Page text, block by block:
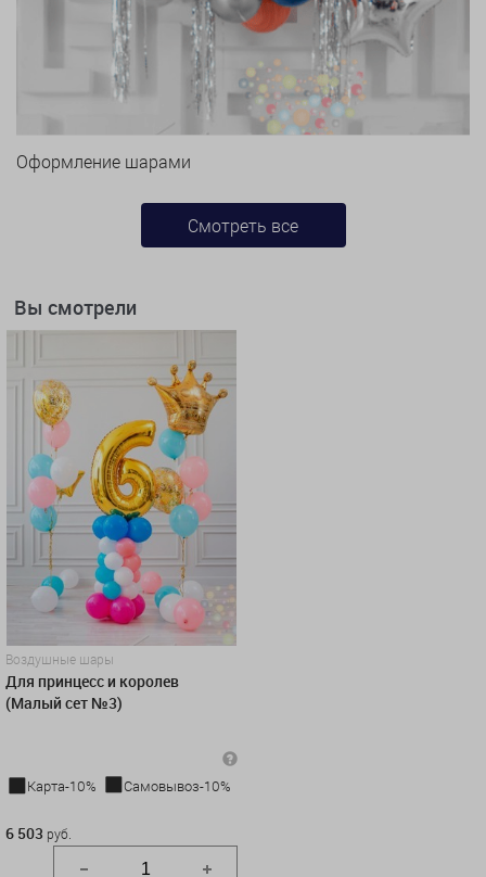
Оформление шарами
Смотреть все
Вы смотрели
Воздушные шары
Для принцесс и королев
(Малый сет №3)
Карта-10%
Самовывоз-10%
6 503 руб.